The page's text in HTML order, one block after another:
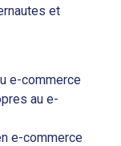
et
e-commerce
au e-
e-commerce